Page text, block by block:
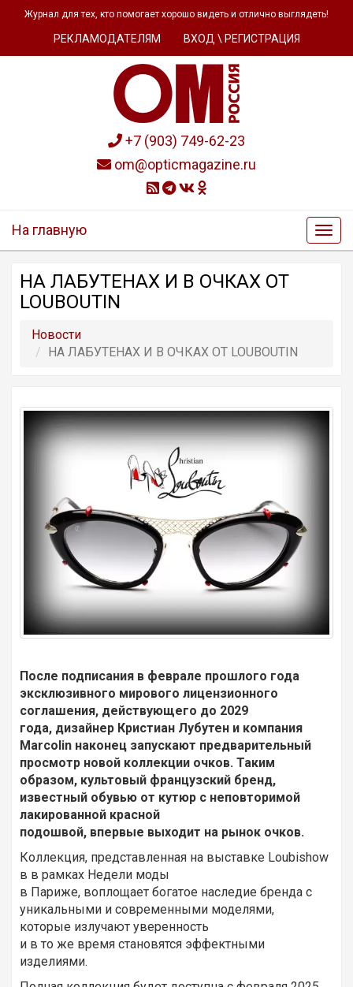
Журнал для тех, кто помогает хорошо видеть и отлично выглядеть!
РЕКЛАМОДАТЕЛЯМ ВХОД \ РЕГИСТРАЦИЯ
+7 (903) 749-62-23
om@opticmagazine.ru
На главную
НА ЛАБУТЕНАХ И В ОЧКАХ ОТ
LOUBOUTIN
Новости
НА ЛАБУТЕНАХ И В ОЧКАХ ОТ LOUBOUTIN
После подписания в феврале прошлого года
эксклюзивного мирового лицензионного
соглашения, действующего до 2029
года, дизайнер Кристиан Лубутен и компания
Marcolin наконец запускают предварительный
просмотр новой коллекции очков. Таким
образом, культовый французский бренд,
известный обувью от кутюр с неповторимой
лакированной красной
подошвой, впервые выходит на рынок очков.
Коллекция, представленная на выставке Loubishow
в в рамках Недели моды
в Париже, воплощает богатое наследие бренда с
уникальными и современными моделями,
которые излучают уверенность
и в то же время становятся эффектными
изделиями.